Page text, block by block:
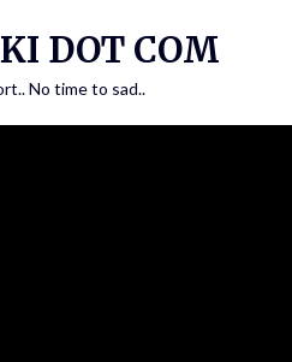
DOT COM
No time to sad..